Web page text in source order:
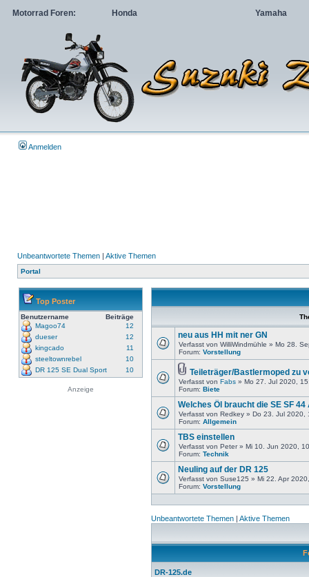
Motorrad Foren: Honda Yamaha
Anmelden
Unbeantwortete Themen | Aktive Themen
Portal
Top Poster
Benutzername
Beiträge
Magoo74
12
dueser
12
kingcado
11
steeltownrebel
10
DR 125 SE Dual Sport
10
Anzeige
neu aus HH mit ner GN
Verfasst von WilliWindmühle » Mo 28.
Forum: Vorstellung
Teileträger/Bastlermoped zu
Verfasst von Fabs » Mo 27. Jul 2020,
Forum: Biete
Welches Öl braucht die SE SF 44
Verfasst von Redkey » Do 23. Jul 2020,
Forum: Allgemein
TBS einstellen
Verfasst von Peter » Mi 10. Jun 2020,
Forum: Technik
Neuling auf der DR 125
Verfasst von Suse125 » Mi 22. Apr
Forum: Vorstellung
Unbeantwortete Themen | Aktive Themen
DR-125.de